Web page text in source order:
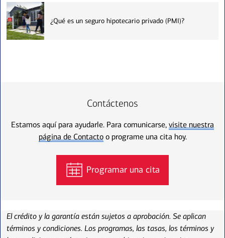
¿Qué es un seguro hipotecario privado (PMI)?
Contáctenos
Estamos aquí para ayudarle. Para comunicarse, visite nuestra
página de Contactoo programe una cita hoy.
Programar una cita
El crédito y la garantía están sujetos a aprobación. Se aplican
términos y condiciones. Los programas, las tasas, los términos y